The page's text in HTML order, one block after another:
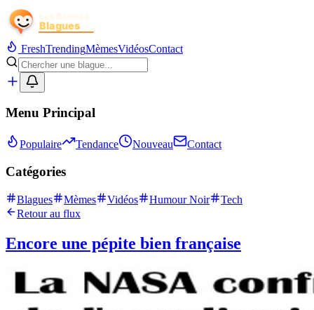
FreshTrendingMèmesVidéosContact
Menu Principal
Populaire Tendance Nouveau Contact
Catégories
Blagues Mèmes Vidéos Humour Noir
Tech
Retour au flux
Encore une pépite bien française